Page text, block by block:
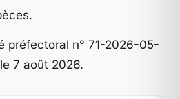
préfectoral n° 71-2026-05-
7 août 2026.